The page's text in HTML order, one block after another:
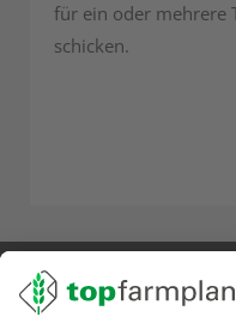
für ein oder mehrere
schicken.